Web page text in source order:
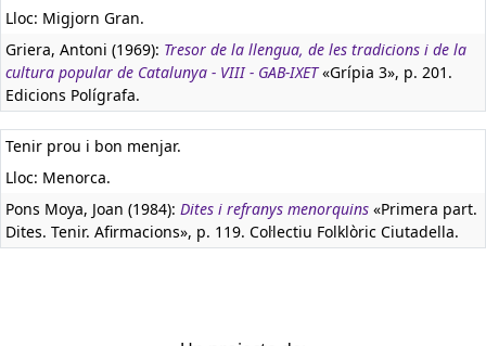
Lloc: Migjorn Gran.
Griera, Antoni (1969): Tresor de la llengua, de les tradicions i de la
cultura popular de Catalunya - VIII - GAB-IXET«Grípia 3», p. 201.
Edicions Polígrafa.
Tenir prou i bon menjar.
Lloc: Menorca.
Pons Moya, Joan (1984): Dites i refranys menorquins «Primera part.
Dites. Tenir. Afirmacions», p. 119. Col·lectiu Folklòric Ciutadella.